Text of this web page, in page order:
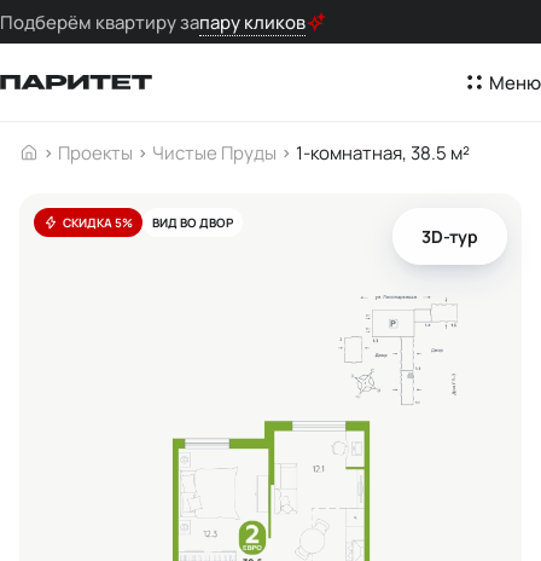
Подберём квартиру запару кликов
Меню
Проекты Чистые Пруды 1-комнатная, 38.5 м²
СКИДКА 5% ВИД ВО ДВОР
3D-тур